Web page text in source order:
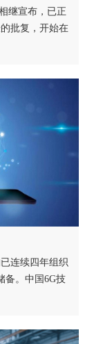
继宣布，已正
批复，开始在
连续四年组织
备。中国6G技